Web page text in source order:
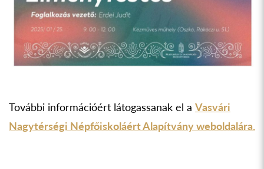
További információért látogassanak el a Vasvári
Nagytérségi Népfőiskoláért Alapítvány weboldalára.